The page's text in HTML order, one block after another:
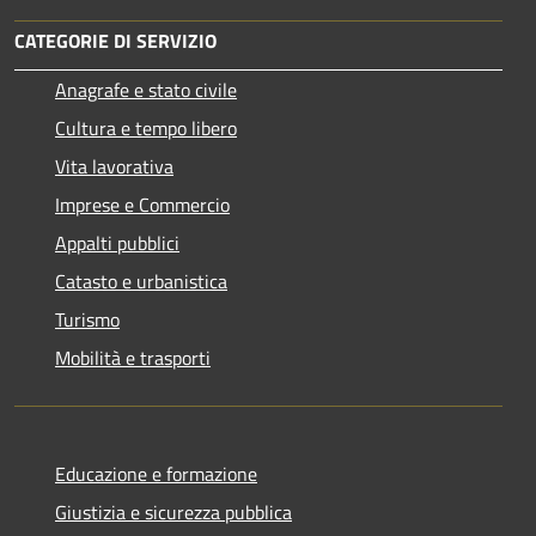
CATEGORIE DI SERVIZIO
Anagrafe e stato civile
Cultura e tempo libero
Vita lavorativa
Imprese e Commercio
Appalti pubblici
Catasto e urbanistica
Turismo
Mobilità e trasporti
Educazione e formazione
Giustizia e sicurezza pubblica